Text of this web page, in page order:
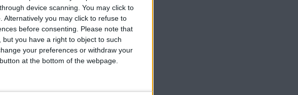
device scanning. You may click to
Alternatively you may click to refuse to
before consenting.
Please note that
you have a right to object to such
your preferences or withdraw your
at the bottom of the webpage.
on our